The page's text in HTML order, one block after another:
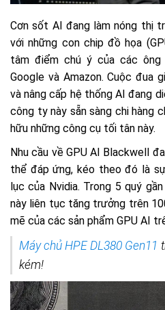
Cơn sốt AI đang làm nóng thị
với những con chip đồ họa
tâm điểm chú ý của các
Google và Amazon. Cuộc đua
và nâng cấp hệ thống AI đang
công ty này sẵn sàng chi hàng
hữu những công cụ tối tân này.
Nhu cầu về GPU AI Blackwell
thể đáp ứng, kéo theo đó là
lục của Nvidia. Trong 5 quý
này liên tục tăng trưởng trên
mẽ của các sản phẩm GPU AI
Máy chủ HPE DL380 Gen11
kém!